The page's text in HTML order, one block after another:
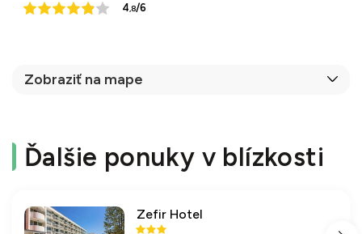
4,8/6
Zobraziť na mape
Ďalšie ponuky v blízkosti
Zefir Hotel